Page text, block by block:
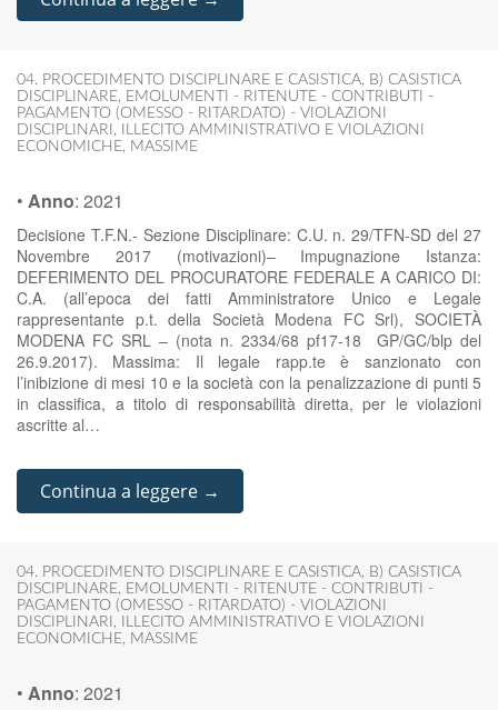
04. PROCEDIMENTO DISCIPLINARE E CASISTICA, B) CASISTICA
DISCIPLINARE, EMOLUMENTI - RITENUTE - CONTRIBUTI -
PAGAMENTO (OMESSO - RITARDATO) - VIOLAZIONI
DISCIPLINARI ,
ILLECITO AMMINISTRATIVO E VIOLAZIONI
ECONOMICHE, MASSIME
• Anno: 2021
Decisione T.F.N.- Sezione Disciplinare: C.U. n. 29/TFN-SD del 27
Novembre 2017 (motivazioni)– Impugnazione Istanza:
DEFERIMENTO DEL PROCURATORE FEDERALE A CARICO DI:
C.A. (all’epoca dei fatti Amministratore Unico e Legale
rappresentante p.t. della Società Modena FC Srl), SOCIETÀ
MODENA FC SRL – (nota n. 2334/68 pf17-18 GP/GC/blp del
26.9.2017). Massima: Il legale rapp.te è sanzionato con
l’inibizione di mesi 10 e la società con la penalizzazione di punti 5
in classifica, a titolo di responsabilità diretta, per le violazioni
ascritte al…
Continua a leggere →
04. PROCEDIMENTO DISCIPLINARE E CASISTICA, B) CASISTICA
DISCIPLINARE, EMOLUMENTI - RITENUTE - CONTRIBUTI -
PAGAMENTO (OMESSO - RITARDATO) - VIOLAZIONI
DISCIPLINARI ,
ILLECITO AMMINISTRATIVO E VIOLAZIONI
ECONOMICHE, MASSIME
• Anno: 2021